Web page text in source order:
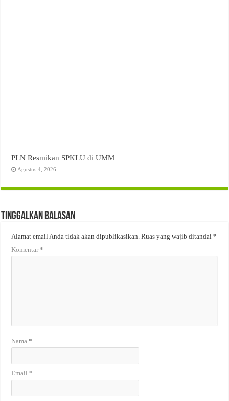
PLN Resmikan SPKLU di UMM
Agustus 4, 2026
Tinggalkan Balasan
Alamat email Anda tidak akan dipublikasikan. Ruas yang wajib ditandai*
Komentar*
Nama*
Email*